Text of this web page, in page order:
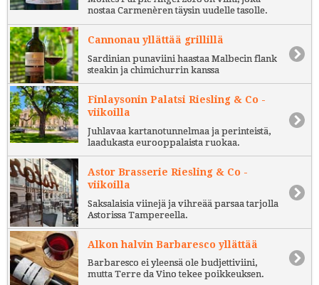
nostaa Carmenèren täysin uudelle tasolle.
Cannonau yllättää grillillä
Sardinian punaviini haastaa Malbecin flank
steakin ja chimichurrin kanssa
Finlaysonin Palatsi Riesling & Co -
viikoilla
Juhlavaa kartanotunnelmaa ja perinteistä,
laadukasta eurooppalaista ruokaa.
Astor Brasserie Riesling & Co -
viikoilla
Saksalaisia viinejä ja vihreää parsaa tarjolla
Astorissa Tampereella.
Alkon halvin Barbaresco yllättää
Barbaresco ei yleensä ole budjettiviini,
mutta Terre da Vino tekee poikkeuksen.